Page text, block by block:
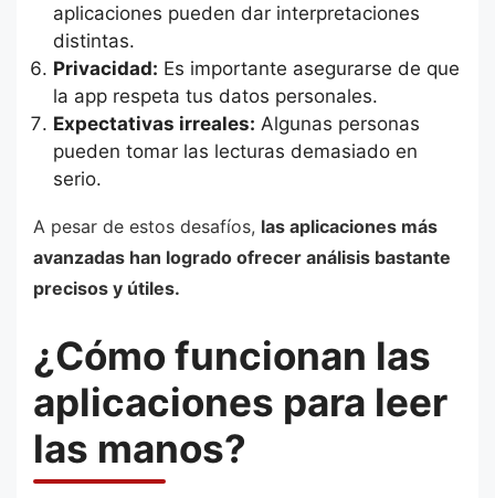
aplicaciones pueden dar interpretaciones
distintas.
Privacidad: Es importante asegurarse de que
la app respeta tus datos personales.
Expectativas irreales: Algunas personas
pueden tomar las lecturas demasiado en
serio.
A pesar de estos desafíos, las aplicaciones más
avanzadas han logrado ofrecer análisis bastante
precisos y útiles.
¿Cómo funcionan las
aplicaciones para leer
las manos?